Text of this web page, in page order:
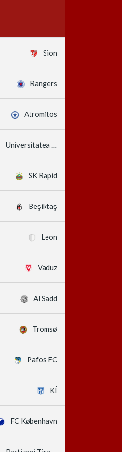
Sion
Rangers
Atromitos
Universitatea Craiova
SK Rapid
Beşiktaş
Leon
Vaduz
Al Sadd
Tromsø
Pafos FC
KÍ
FC København